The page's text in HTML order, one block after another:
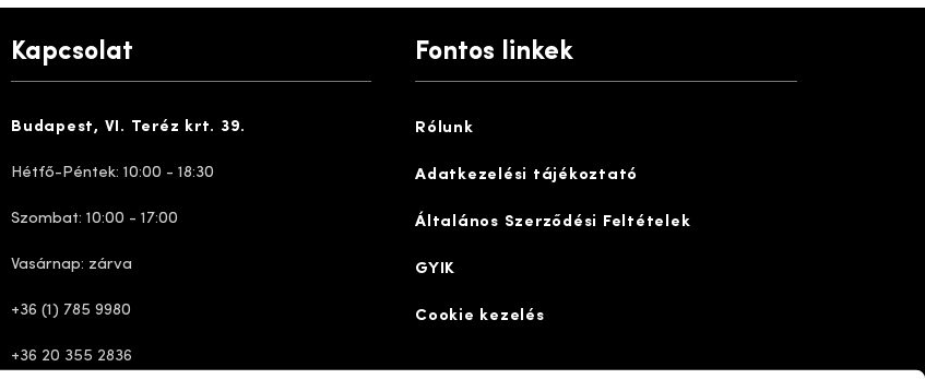
Kapcsolat
Budapest, VI. Teréz krt. 39.
Hétfő-Péntek: 10:00 - 18:30
Szombat: 10:00 - 17:00
Vasárnap: zárva
+36 (1) 785 9980
+36 20 355 2836
Fontos linkek
Rólunk
Adatkezelési tájékoztató
Általános Szerződési Feltételek
GYIK
Cookie kezelés